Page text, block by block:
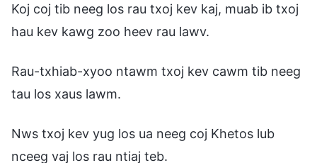
Koj coj tib neeg los rau txoj kev kaj, muab ib txoj
hau kev kawg zoo heev rau lawv.
Rau-txhiab-xyoo ntawm txoj kev cawm tib neeg
tau los xaus lawm.
Nws txoj kev yug los ua neeg coj Khetos lub
nceeg vaj los rau ntiaj teb.